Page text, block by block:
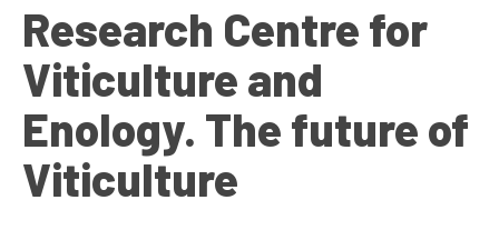
Research Centre for
Viticulture and
Enology. The future of
Viticulture